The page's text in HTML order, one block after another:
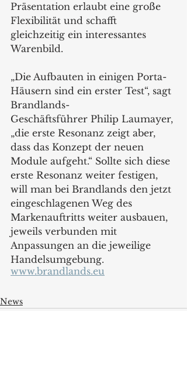
Präsentation erlaubt eine große
Flexibilität und schafft
gleichzeitig ein interessantes
Warenbild.
„Die Aufbauten in einigen Porta-
Häusern sind ein erster Test“, sagt
Brandlands-
Geschäftsführer Philip Laumayer,
„die erste Resonanz zeigt aber,
dass das Konzept der neuen
Module aufgeht.“ Sollte sich diese
erste Resonanz weiter festigen,
will man bei Brandlands den jetzt
eingeschlagenen Weg des
Markenauftritts weiter ausbauen,
jeweils verbunden mit
Anpassungen an die jeweilige
Handelsumgebung.
www.brandlands.eu
News